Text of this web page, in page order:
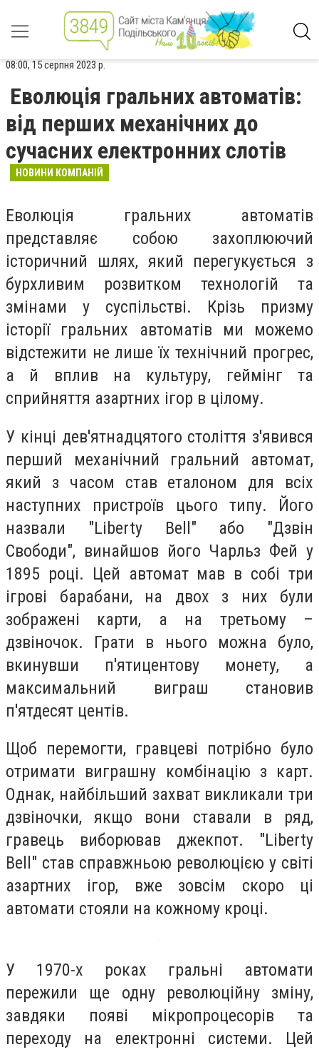
08:00, 15 серпня 2023 р.
Еволюція гральних автоматів:
від перших механічних до
сучасних електронних слотів
НОВИНИ КОМПАНІЙ
Еволюція гральних автоматів
представляє собою захоплюючий
історичний шлях, який перегукується з
бурхливим розвитком технологій та
змінами у суспільстві. Крізь призму
історії гральних автоматів ми можемо
відстежити не лише їх технічний прогрес,
а й вплив на культуру, геймінг та
сприйняття азартних ігор в цілому.
У кінці дев'ятнадцятого століття з'явився
перший механічний гральний автомат,
який з часом став еталоном для всіх
наступних пристроїв цього типу. Його
назвали "Liberty Bell" або "Дзвін
Свободи", винайшов його Чарльз Фей у
1895 році. Цей автомат мав в собі три
ігрові барабани, на двох з них були
зображені карти, а на третьому –
дзвіночок. Грати в нього можна було,
вкинувши п'ятицентову монету, а
максимальний виграш становив
п'ятдесят центів.
Щоб перемогти, гравцеві потрібно було
отримати виграшну комбінацію з карт.
Однак, найбільший захват викликали три
дзвіночки, якщо вони ставали в ряд,
гравець виборював джекпот. "Liberty
Bell" став справжньою революцією у світі
азартних ігор, вже зовсім скоро ці
автомати стояли на кожному кроці.
У 1970-х роках гральні автомати
пережили ще одну революційну зміну,
завдяки появі мікропроцесорів та
переходу на електронні системи. Цей